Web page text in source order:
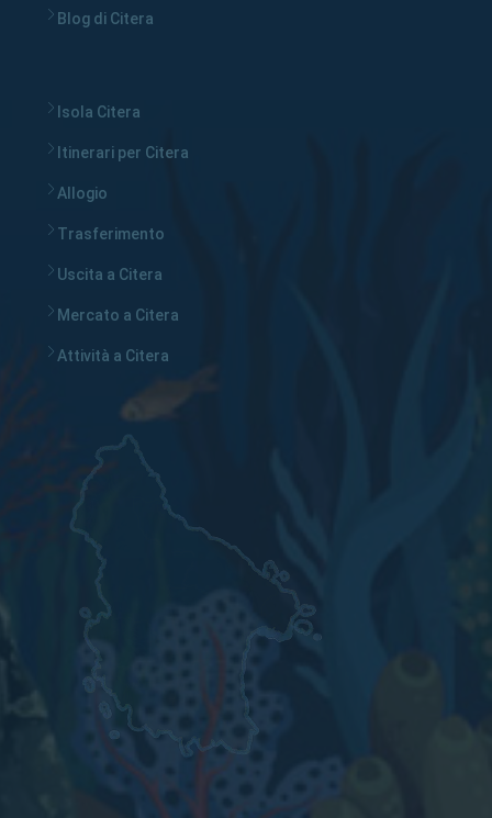
Blog di Citera
Isola Citera
Itinerari per Citera
Allogio
Trasferimento
Uscita a Citera
Mercato a Citera
Attività a Citera